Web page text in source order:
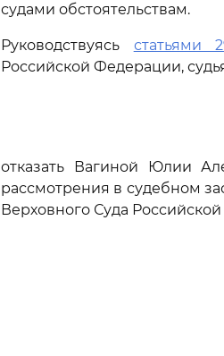
судами обстоятельствам.
Руководствуясь статьями
Российской Федерации,
отказать Вагиной Юлии
рассмотрения в судебном
Верховного Суда